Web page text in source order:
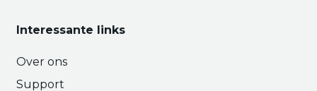
Interessante links
Over ons
Support